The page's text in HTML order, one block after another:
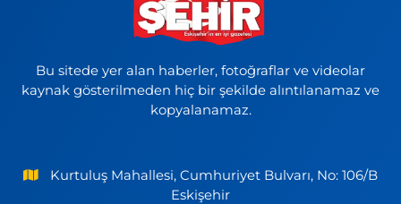
Bu sitede yer alan haberler, fotoğraflar ve videolar
kaynak gösterilmeden hiç bir şekilde alıntılanamaz ve
kopyalanamaz.
Kurtuluş Mahallesi, Cumhuriyet Bulvarı, No: 106/B
Eskişehir